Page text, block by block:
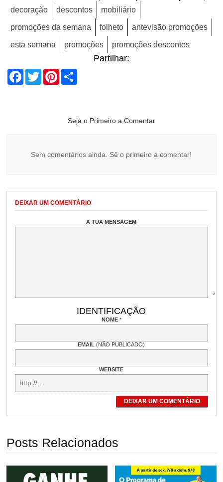
decoração descontos mobiliário
promoções da semana folheto antevisão promoções
esta semana promoções promoções descontos
Partilhar:
Facebook
TwitterPinterest
Seja o Primeiro a Comentar
Sem comentários ainda. Sê o primeiro a comentar!
DEIXAR UM COMENTÁRIO
A TUA MENSAGEM
IDENTIFICAÇÃO
NOME *
EMAIL(NÃO PUBLICADO)
WEBSITE
DEIXAR UM COMENTÁRIO
Posts Relacionados